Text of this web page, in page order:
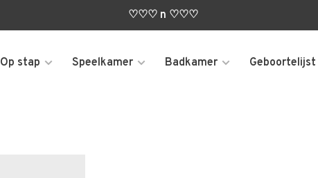
♡♡♡ n ♡♡♡
Op stap Speelkamer Badkamer Geboortelijst